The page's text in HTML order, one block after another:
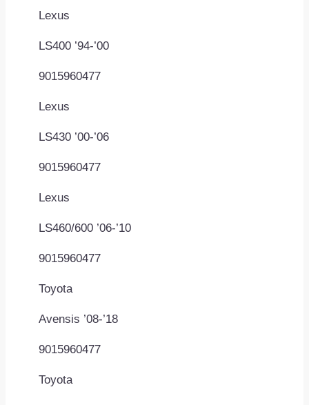
Lexus
LS400 ’94-’00
9015960477
Lexus
LS430 ’00-’06
9015960477
Lexus
LS460/600 ’06-’10
9015960477
Toyota
Avensis ’08-’18
9015960477
Toyota